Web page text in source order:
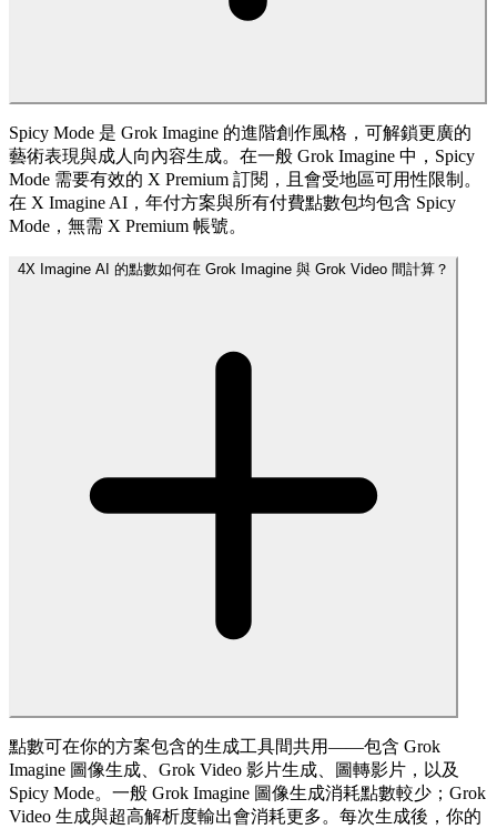
Spicy Mode 是 Grok Imagine 的進階創作風格，可解鎖更廣的
藝術表現與成人向內容生成。在一般 Grok Imagine 中，Spicy
Mode 需要有效的 X Premium 訂閱，且會受地區可用性限制。
在 X Imagine AI，年付方案與所有付費點數包均包含 Spicy
Mode，無需 X Premium 帳號。
4X Imagine AI 的點數如何在 Grok Imagine 與 Grok Video 間計算？
點數可在你的方案包含的生成工具間共用——包含 Grok
Imagine 圖像生成、Grok Video 影片生成、圖轉影片，以及
Spicy Mode。一般 Grok Imagine 圖像生成消耗點數較少；Grok
Video 生成與超高解析度輸出會消耗更多。每次生成後，你的